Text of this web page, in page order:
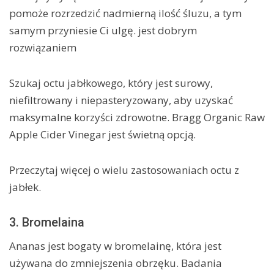
pomoże rozrzedzić nadmierną ilość śluzu, a tym
samym przyniesie Ci ulgę. jest dobrym
rozwiązaniem
Szukaj octu jabłkowego, który jest surowy,
niefiltrowany i niepasteryzowany, aby uzyskać
maksymalne korzyści zdrowotne. Bragg Organic Raw
Apple Cider Vinegar jest świetną opcją.
Przeczytaj więcej o wielu zastosowaniach octu z
jabłek.
3. Bromelaina
Ananas jest bogaty w bromelainę, która jest
używana do zmniejszenia obrzęku. Badania